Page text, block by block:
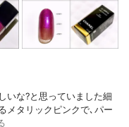
いな?と思っていました細
メタリックピンクで､パー